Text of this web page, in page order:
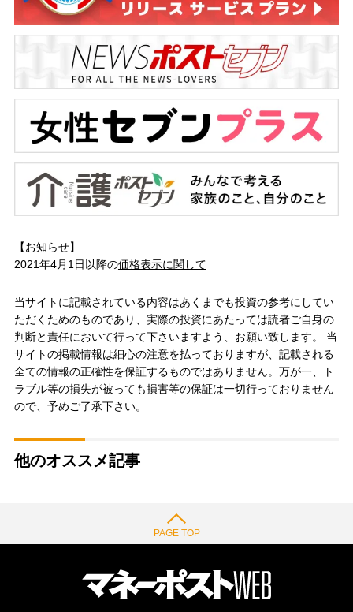
【お知らせ】
2021年4月1日以降の価格表示に関して
当サイトに記載されている内容はあくまでも投資の参考にしてい
ただくためのものであり、実際の投資にあたっては読者ご自身の
判断と責任において行って下さいますよう、お願い致します。 当
サイトの掲載情報は細心の注意を払っておりますが、記載される
全ての情報の正確性を保証するものではありません。万が一、ト
ラブル等の損失が被っても損害等の保証は一切行っておりません
ので、予めご了承下さい。
他のオススメ記事
PAGE TOP